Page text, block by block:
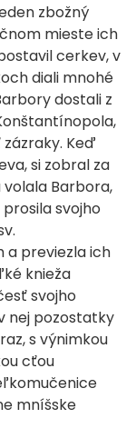
zbožný
mieste ich
cerkev, v
diali mnohé
dostali z
Keď
si zobral za
volala Barbora,
svojho
a previezla ich
knieža
svojho
nej pozostatky
s výnimkou
cťou
mníšske